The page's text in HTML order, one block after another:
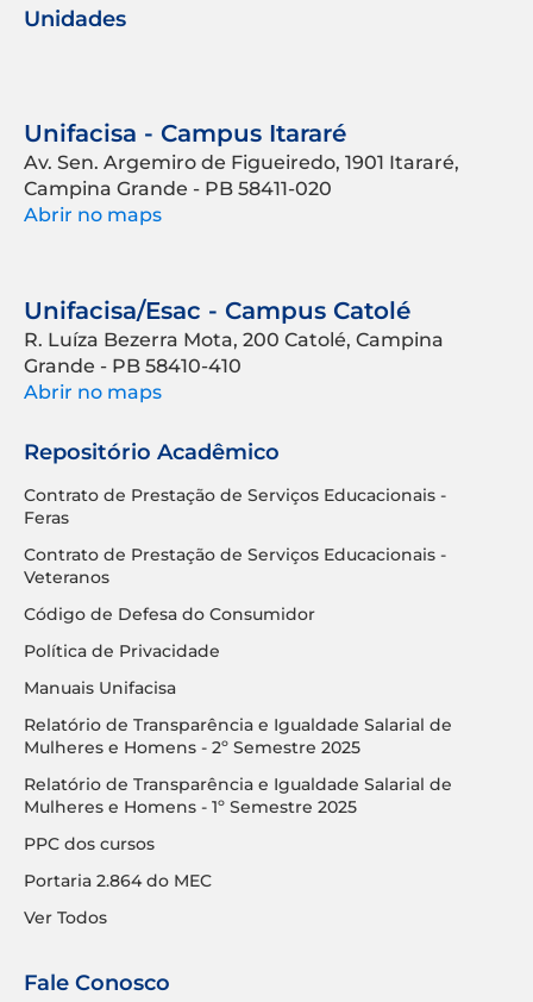
Unidades
Unifacisa - Campus Itararé
Av. Sen. Argemiro de Figueiredo, 1901 Itararé,
Campina Grande - PB 58411-020
Abrir no maps
Unifacisa/Esac - Campus Catolé
R. Luíza Bezerra Mota, 200 Catolé, Campina
Grande - PB 58410-410
Abrir no maps
Repositório Acadêmico
Contrato de Prestação de Serviços Educacionais -
Feras
Contrato de Prestação de Serviços Educacionais -
Veteranos
Código de Defesa do Consumidor
Política de Privacidade
Manuais Unifacisa
Relatório de Transparência e Igualdade Salarial de
Mulheres e Homens - 2º Semestre 2025
Relatório de Transparência e Igualdade Salarial de
Mulheres e Homens - 1º Semestre 2025
PPC dos cursos
Portaria 2.864 do MEC
Ver Todos
Fale Conosco